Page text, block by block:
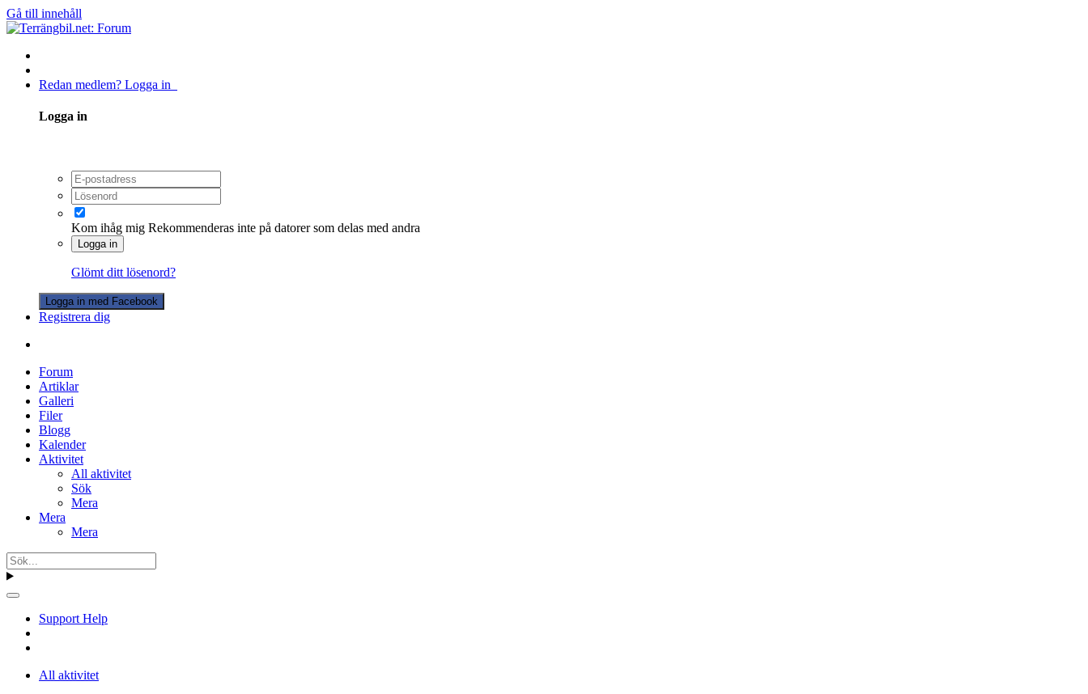
Gå till innehåll
Redan medlem? Logga in
Logga in
Kom ihåg mig Rekommenderas inte på datorer som delas med andra
Logga in
Glömt ditt lösenord?
Logga in med Facebook
Registrera dig
Forum
Artiklar
Galleri
Filer
Blogg
Kalender
Aktivitet
All aktivitet
Sök
Mera
Mera
Mera
Support Help
All aktivitet